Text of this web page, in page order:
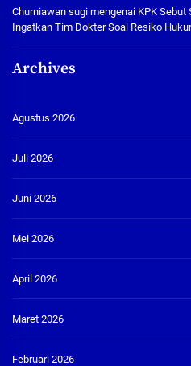
Churniawan sugi mengenai KPK Sebut
Ingatkan Tim Dokter Soal Resiko
Archives
Agustus 2026
Juli 2026
Juni 2026
Mei 2026
April 2026
Maret 2026
Februari 2026